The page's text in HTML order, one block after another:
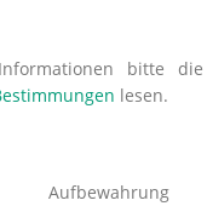
bitte die
lesen.
Aufbewahrung